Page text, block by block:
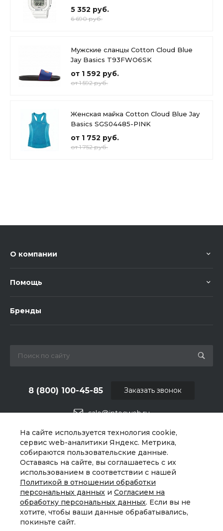
На сайте используется технология cookie,
сервис web-аналитики Яндекс. Метрика,
собираются пользовательские данные.
Оставаясь на сайте, вы соглашаетесь с их
использованием в соответствии с нашей
Политикой в отношении обработки
персональных данных и Согласием на
обработку персональных данных. Если вы не
хотите, чтобы ваши данные обрабатывались,
покиньте сайт.
5 352 руб.
6 690 руб.
Мужские сланцы Cotton Cloud Blue
Jay Basics T93FWO6SK
от 1 592 руб.
от 1 592 руб.
Женская майка Cotton Cloud Blue Jay
Basics SGS04485-PINK
от 1 752 руб.
от 1 752 руб.
О компании
Помощь
Бренды
sale@intecweb.ru
8 (800) 100-45-85
г. Челябинск, ул.Свободы, д.93, оф. 6
Заказать звонок